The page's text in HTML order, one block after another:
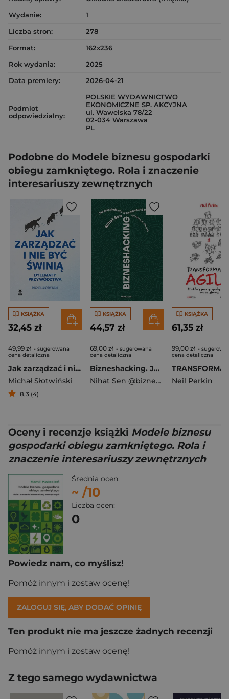
Wydanie:
1
Liczba stron:
278
Format:
162x236
Rok wydania:
2025
Data premiery:
2026-04-21
Podmiot
odpowiedzialny:
POLSKIE WYDAWNICTWO
EKONOMICZNE SP. AKCYJNA
ul. Wawelska 78/22
02-034 Warszawa
PL
Podobne do Modele biznesu gospodarki
obiegu zamkniętego. Rola i znaczenie
interesariuszy zewnętrznych
KSIĄŻKA
32,45 zł
49,99 zł - sugerowana
cena detaliczna
Jak zarządzać i nie być świnią. Dylematy przywództwa
Michał Słotwiński
8,3 (4)
KSIĄŻKA
44,57 zł
69,00 zł - sugerowana
cena detaliczna
Bizneshacking. Jak odnaleźć się w biznesowej dżungli
Nihat Sen @biznes_w_dresach
KSIĄŻKA
61,35 zł
99,00 zł -
cena detaliczna
Neil Perkin
Oceny i recenzje książki Modele biznesu
gospodarki obiegu zamkniętego. Rola i
znaczenie interesariuszy zewnętrznych
Średnia ocen:
~ /10
Liczba ocen:
0
Powiedz nam, co myślisz!
Pomóż innym i zostaw ocenę!
ZALOGUJ SIĘ, ABY DODAĆ OPINIĘ
Ten produkt nie ma jeszcze żadnych recenzji
Pomóż innym i zostaw ocenę!
Z tego samego wydawnictwa